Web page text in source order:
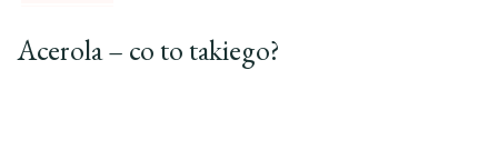
Acerola – co to takiego?